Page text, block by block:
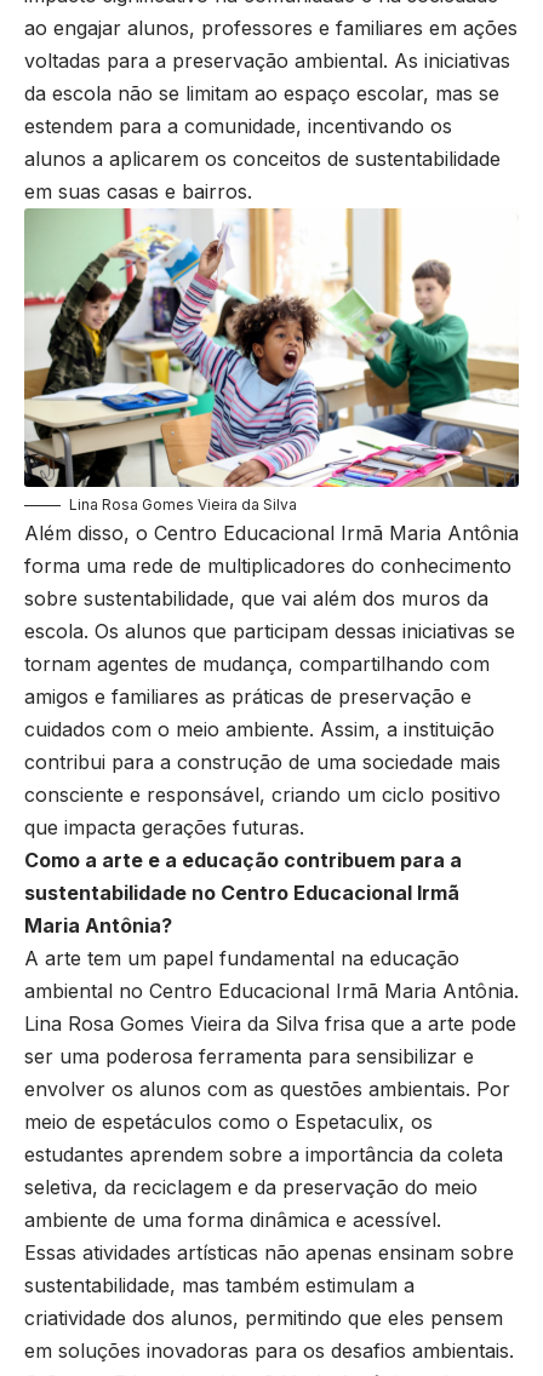
ao engajar alunos, professores e familiares em ações
voltadas para a preservação ambiental. As iniciativas
da escola não se limitam ao espaço escolar, mas se
estendem para a comunidade, incentivando os
alunos a aplicarem os conceitos de sustentabilidade
em suas casas e bairros.
Lina Rosa Gomes Vieira da Silva
Além disso, o Centro Educacional Irmã Maria Antônia
forma uma rede de multiplicadores do conhecimento
sobre sustentabilidade, que vai além dos muros da
escola. Os alunos que participam dessas iniciativas se
tornam agentes de mudança, compartilhando com
amigos e familiares as práticas de preservação e
cuidados com o meio ambiente. Assim, a instituição
contribui para a construção de uma sociedade mais
consciente e responsável, criando um ciclo positivo
que impacta gerações futuras.
Como a arte e a educação contribuem para a
sustentabilidade no Centro Educacional Irmã
Maria Antônia?
A arte tem um papel fundamental na educação
ambiental no Centro Educacional Irmã Maria Antônia.
Lina Rosa Gomes Vieira da Silva frisa que a arte pode
ser uma poderosa ferramenta para sensibilizar e
envolver os alunos com as questões ambientais. Por
meio de espetáculos como o Espetaculix, os
estudantes aprendem sobre a importância da coleta
seletiva, da reciclagem e da preservação do meio
ambiente de uma forma dinâmica e acessível.
Essas atividades artísticas não apenas ensinam sobre
sustentabilidade, mas também estimulam a
criatividade dos alunos, permitindo que eles pensem
em soluções inovadoras para os desafios ambientais.